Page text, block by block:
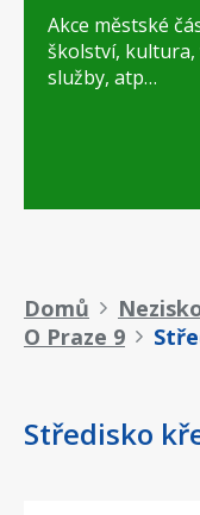
Akce městské
školství, kultura,
služby, atp…
Drobečková
navigace
Domů
O Praze 9
Středisko